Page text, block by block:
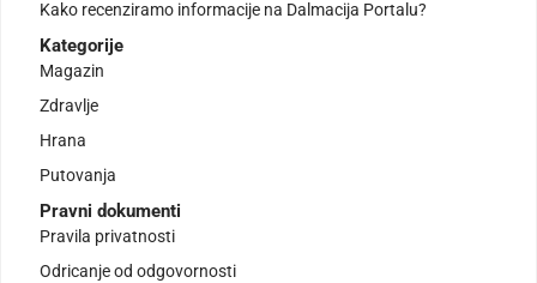
Kako recenziramo informacije na Dalmacija Portalu?
Kategorije
Magazin
Zdravlje
Hrana
Putovanja
Pravni dokumenti
Pravila privatnosti
Odricanje od odgovornosti